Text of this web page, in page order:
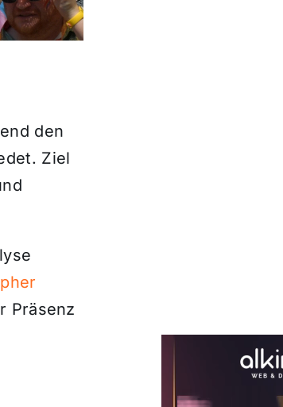
den
Ziel
Präsenz